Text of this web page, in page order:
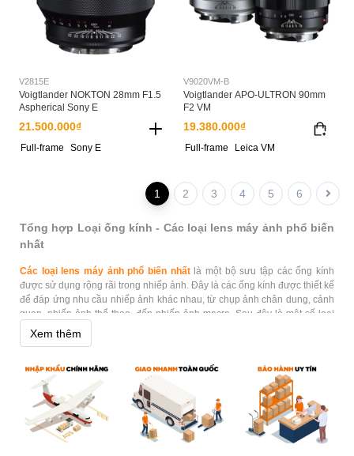
V2815E
Voigtlander NOKTON 28mm F1.5
Aspherical Sony E
21.500.000₫
Full-frame Sony E
V9020VM-B
Voigtlander APO-ULTRON 90mm
F2 VM
19.380.000₫
Full-frame Leica VM
1 2 3 4 5 6
Tổng hợp Loại ống kính - Các loại lens máy ảnh phổ biến
nhất
Các loại lens máy ảnh phổ biến nhất là một bộ sưu tập các ống kính
được sử dụng rộng rãi trong nhiếp ảnh. Đây là các ống kính được thiết kế
để đáp ứng nhu cầu nhiếp ảnh khác nhau, từ chụp ảnh chân dung, cảnh
quan, nhiếp ảnh thể thao, đến nhiếp ảnh macro. Sau đây là một số loại
lens máy ảnh phổ biến nhất: Ống kính góc rộng, Ống kính zoom, Ống
kính tiêu chuẩn, Ống kính telephoto, Ống kính macro, Ống kính fish-eye.
Phân phối tất cả Các loại lens máy ảnh phổ biến tại
TPHCM, Hà Nội
Hoằng Quân là nhà phân phốilens máy ảnh
tại Việt Nam. Quý khách
hàng có thể hoàn toàn yên tâm đặt hàng trực tuyến trên website
hoangquanco.com
của chúng tôi, với dịch vụ giao hàng miễn phí trên
Xem thêm